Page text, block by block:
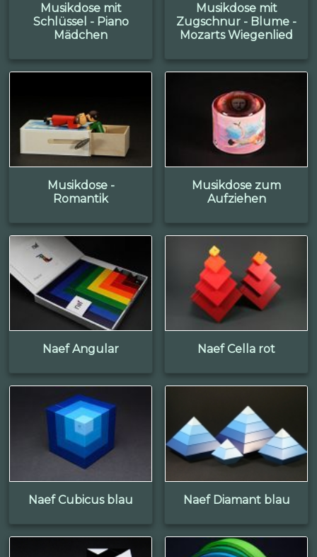
Musikdose mit
Schlüssel - Piano
Mädchen
Musikdose mit
Zugschnur - Blume -
Mozarts Wiegenlied
Musikdose -
Romantik
Musikdose zum
Aufziehen
Naef Angular Naef Cella rot
Naef Cubicus blau Naef Diamant blau